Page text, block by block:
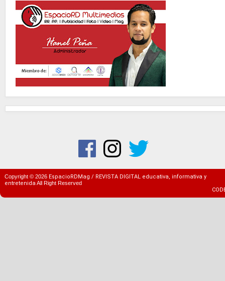
Copyright © 2026 EspacioRDMag / REVISTA DIGITAL educativa, informativa y
entretenidaAll Right Reserved